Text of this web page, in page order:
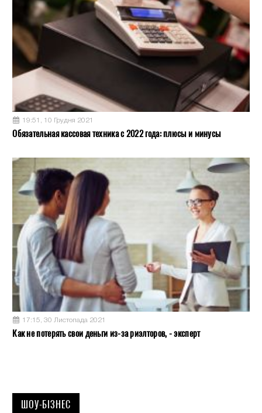
19:51, 10 Грудня 2021
Обязательная кассовая техника с 2022 года: плюсы и минусы
17:15, 30 Листопада 2021
Как не потерять свои деньги из-за риэлторов, - эксперт
ШОУ-БІЗНЕС